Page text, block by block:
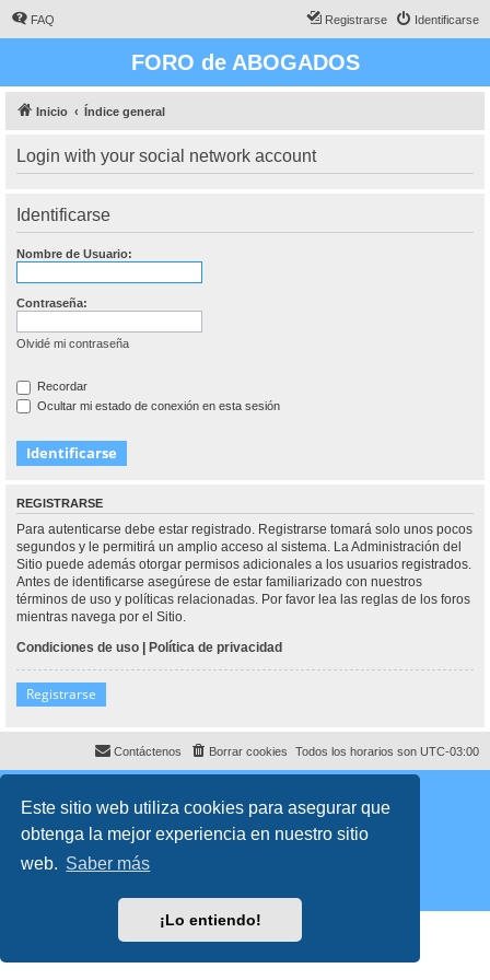
Este sitio web utiliza cookies para asegurar que
obtenga la mejor experiencia en nuestro sitio
web. Saber más
¡Lo entiendo!
FAQ Identificarse
Registrarse
FORO de ABOGADOS
Inicio Índice general
Login with your social network account
Identificarse
Nombre de Usuario:
Contraseña:
Olvidé mi contraseña
Recordar
Ocultar mi estado de conexión en esta sesión
REGISTRARSE
Para autenticarse debe estar registrado. Registrarse tomará solo unos pocos
segundos y le permitirá un amplio acceso al sistema. La Administración del
Sitio puede además otorgar permisos adicionales a los usuarios registrados.
Antes de identificarse asegúrese de estar familiarizado con nuestros
términos de uso y políticas relacionadas. Por favor lea las reglas de los foros
mientras navega por el Sitio.
Condiciones de uso | Política de privacidad
Registrarse
Todos los horarios son UTC-03:00
Borrar cookies
Contáctenos
Traducción al español porphpBB España
Abogados Argentinos
Privacidad|Condiciones